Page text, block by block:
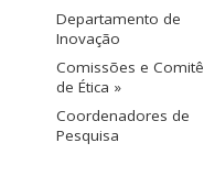
Departamento de
Inovação
Comissões e Comitê
de Ética »
Coordenadores de
Pesquisa